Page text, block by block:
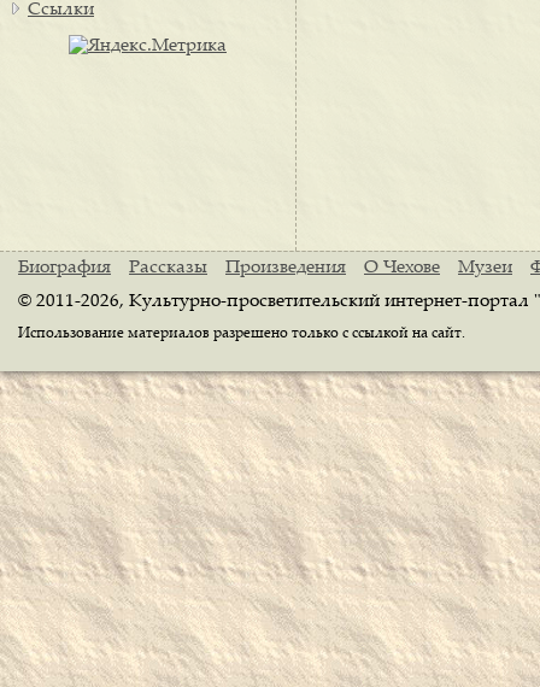
Ссылки
Биография Рассказы Произведения О Чехове Музеи
© 2011-2026, Культурно-просветительский интернет-
Использование материалов разрешено только с ссылкой на сайт.